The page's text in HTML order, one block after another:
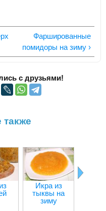
Фаршированные
помидоры на зиму ›
с друзьями!
также
Икра из
тыквы на
зиму